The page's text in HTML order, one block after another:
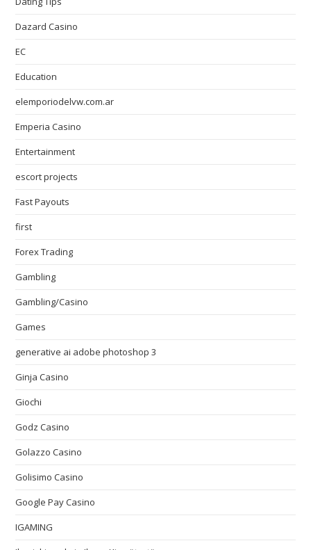
Dazard Casino
EC
Education
elemporiodelvw.com.ar
Emperia Casino
Entertainment
escort projects
Fast Payouts
first
Forex Trading
Gambling
Gambling/Casino
Games
generative ai adobe photoshop 3
Ginja Casino
Giochi
Godz Casino
Golazzo Casino
Golisimo Casino
Google Pay Casino
IGAMING